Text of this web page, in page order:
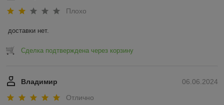
Плохо
доставки нет.
Сделка подтверждена через корзину
06.06.2024
Владимир
Отлично